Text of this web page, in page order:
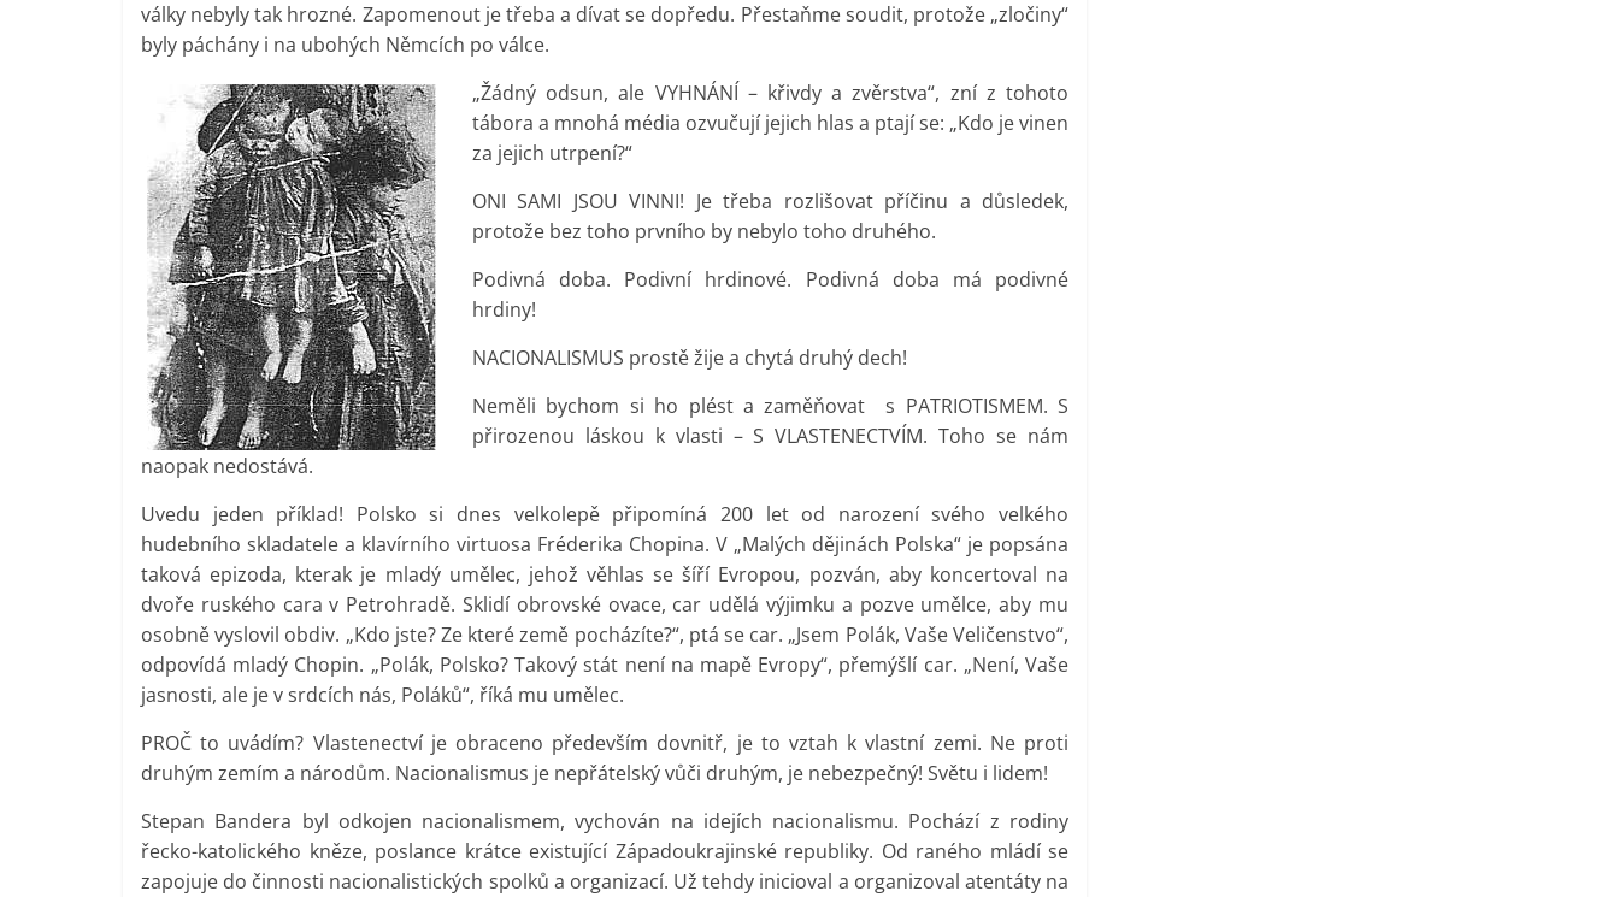
války nebyly tak hrozné. Zapomenout je třeba a dívat se dopředu. Přestaňme soudit, protože „zločiny“
byly páchány i na ubohých Němcích po válce.
„Žádný odsun, ale VYHNÁNÍ – křivdy a zvěrstva“, zní z tohoto
tábora a mnohá média ozvučují jejich hlas a ptají se: „Kdo je vinen
za jejich utrpení?“
ONI SAMI JSOU VINNI! Je třeba rozlišovat příčinu a důsledek,
protože bez toho prvního by nebylo toho druhého.
Podivná doba. Podivní hrdinové. Podivná doba má podivné
hrdiny!
NACIONALISMUS prostě žije a chytá druhý dech!
Neměli bychom si ho plést a zaměňovat s PATRIOTISMEM. S
přirozenou láskou k vlasti – S VLASTENECTVÍM. Toho se nám
naopak nedostává.
Uvedu jeden příklad! Polsko si dnes velkolepě připomíná 200 let od narození svého velkého
hudebního skladatele a klavírního virtuosa Fréderika Chopina. V „Malých dějinách Polska“ je popsána
taková epizoda, kterak je mladý umělec, jehož věhlas se šíří Evropou, pozván, aby koncertoval na
dvoře ruského cara v Petrohradě. Sklidí obrovské ovace, car udělá výjimku a pozve umělce, aby mu
osobně vyslovil obdiv. „Kdo jste? Ze které země pocházíte?“, ptá se car. „Jsem Polák, Vaše Veličenstvo“,
odpovídá mladý Chopin. „Polák, Polsko? Takový stát není na mapě Evropy“, přemýšlí car. „Není, Vaše
jasnosti, ale je v srdcích nás, Poláků“, říká mu umělec.
PROČ to uvádím? Vlastenectví je obraceno především dovnitř, je to vztah k vlastní zemi. Ne proti
druhým zemím a národům. Nacionalismus je nepřátelský vůči druhým, je nebezpečný! Světu i lidem!
Stepan Bandera byl odkojen nacionalismem, vychován na idejích nacionalismu. Pochází z rodiny
řecko-katolického kněze, poslance krátce existující Západoukrajinské republiky. Od raného mládí se
zapojuje do činnosti nacionalistických spolků a organizací. Už tehdy inicioval a organizoval atentáty na